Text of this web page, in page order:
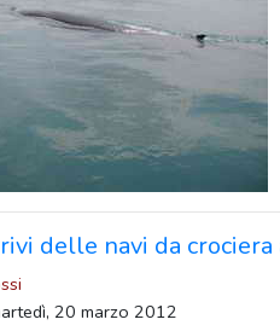
delle navi da
20 marzo 2012